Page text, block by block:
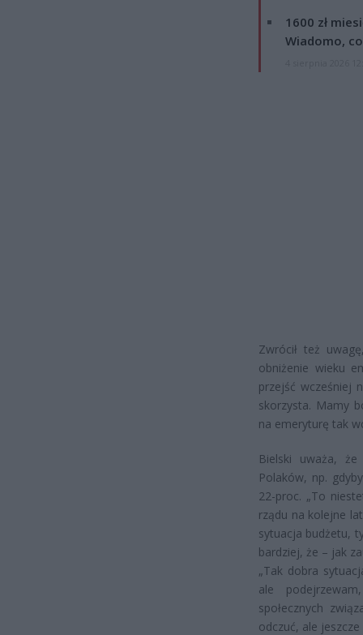
1600 zł
Wiadomo,
Zwrócił też
obniżenie wieku
przejść wcześniej
skorzysta. Mamy
na emeryturę tak
Bielski uważa,
Polaków, np.
22-proc. „To
rządu na kolejne
sytuacja budżetu,
bardziej, że – jak
„Tak dobra
ale
społecznych
odczuć, ale